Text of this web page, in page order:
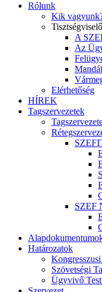
Rólunk
Kik
A
Az
Elérhetőség
HÍREK
Tagszervezetek
SZEF
Határozatok
Szövetségi
Ügyvivő